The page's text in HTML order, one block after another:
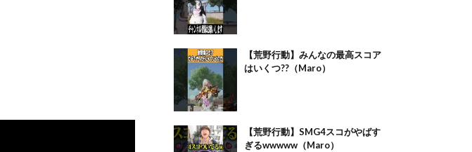
【荒野行動】みんなの最高スコア
はいくつ??（Maro）
【荒野行動】SMG4スコがやばす
ぎるwwwww（Maro）